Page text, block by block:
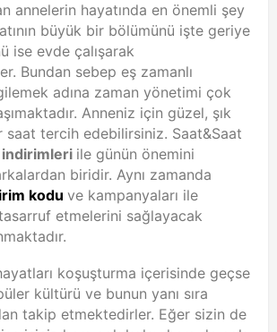
annelerin hayatında en önemli şey
büyük bir bölümünü işte geriye
ise evde çalışarak
Bundan sebep eş zamanlı
adına zaman yönetimi çok
Anneniz için güzel, şık
saat tercih edebilirsiniz. Saat&Saat
ile günün önemini
biridir. Aynı zamanda
kodu ve kampanyaları ile
tasarruf etmelerini sağlayacak
koşuşturma içerisinde geçse
kültürü ve bunun yanı sıra
takip etmektedirler. Eğer sizin de